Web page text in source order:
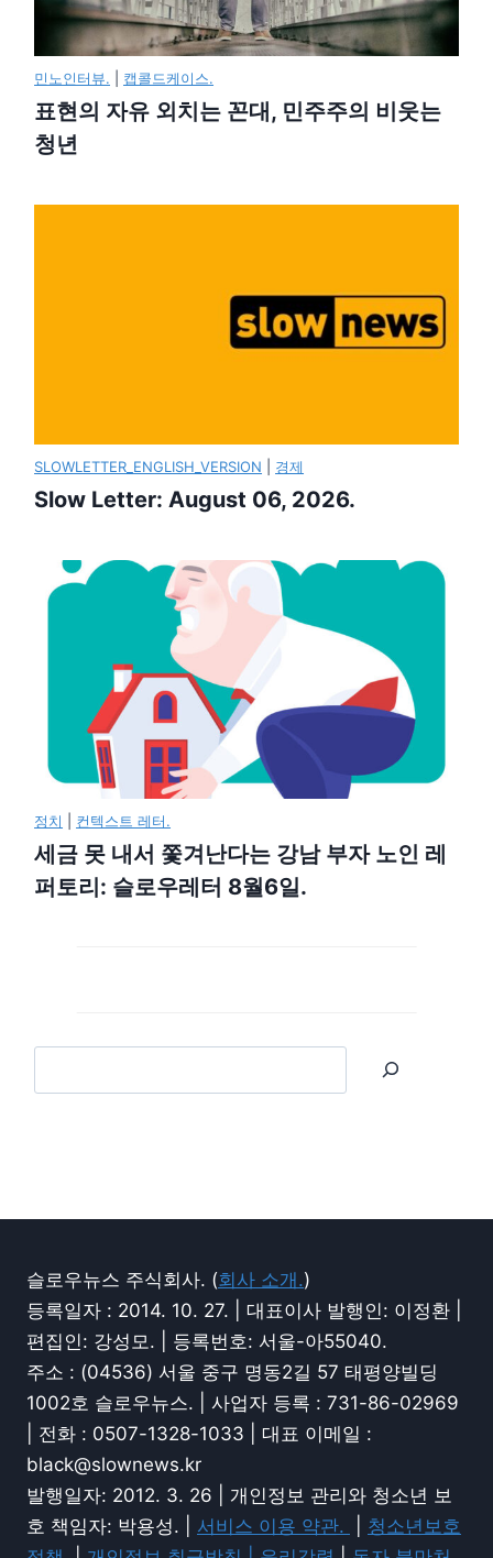
민노인터뷰. 캡콜드케이스.
표현의 자유 외치는 꼰대, 민주주의 비웃는
청년
SLOWLETTER_ENGLISH_VERSION 경제
Slow Letter: August 06, 2026.
정치 컨텍스트 레터.
세금 못 내서 쫓겨난다는 강남 부자 노인 레
퍼토리: 슬로우레터 8월6일.
슬로우뉴스 주식회사. (회사 소개.)
등록일자 : 2014. 10. 27. | 대표이사 발행인: 이정환 |
편집인: 강성모. | 등록번호: 서울-아55040.
주소 : (04536) 서울 중구 명동2길 57 태평양빌딩
1002호 슬로우뉴스. | 사업자 등록 : 731-86-02969
| 전화 : 0507-1328-1033 | 대표 이메일 :
black@slownews.kr
발행일자: 2012. 3. 26 | 개인정보 관리와 청소년 보
호 책임자: 박용성. | 서비스 이용 약관.
청소년보호